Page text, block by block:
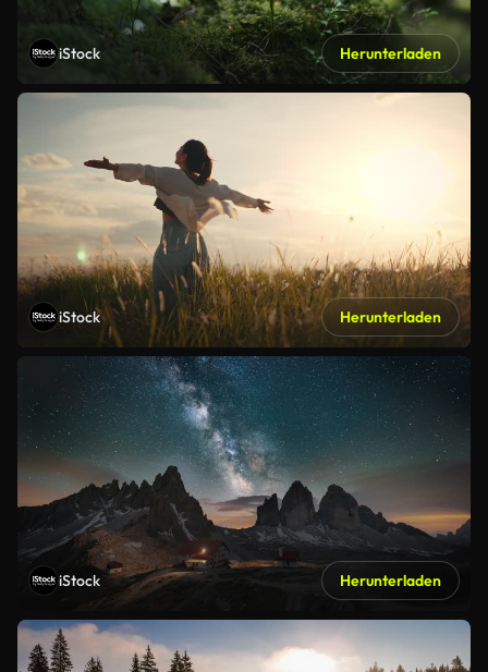
iStock Herunterladen
iStock Herunterladen
iStock Herunterladen